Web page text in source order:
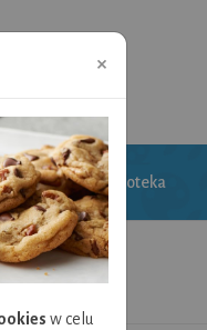
Biblioteka
×
w celu